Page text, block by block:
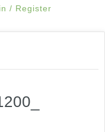
/ Register